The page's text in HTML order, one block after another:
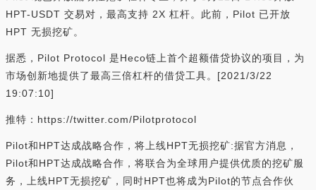
HPT-USDT 交易对，最高支持 2X 杠杆。此前，Pilot 已开放
HPT 无损挖矿。
据悉，Pilot Protocol 是Heco链上首个超额借贷协议的项目，为
市场创新地提供了最高三倍杠杆的借贷工具。[2021/3/22
19:07:10]
推特：https://twitter.com/Pilotprotocol
Pilot和HPT达成战略合作，将上线HPT无损挖矿:据官方消息，
Pilot和HPT达成战略合作，将联合为全球用户提供优质的挖矿服
务，上线HPT无损挖矿，同时HPT也将成为Pilot的节点合作伙